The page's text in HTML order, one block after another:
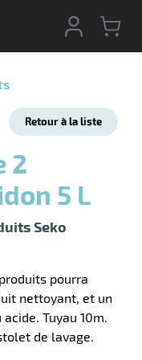
Retour à la liste
5 L
Seko
pourra
nettoyant, et un
Tuyau 10m.
de lavage.